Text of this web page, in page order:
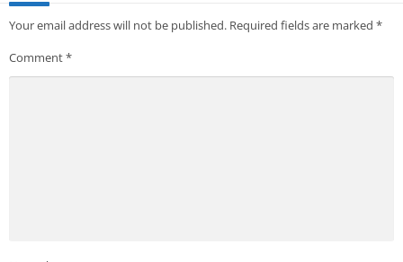
Your email address will not be published. Required fields are marked *
Comment*